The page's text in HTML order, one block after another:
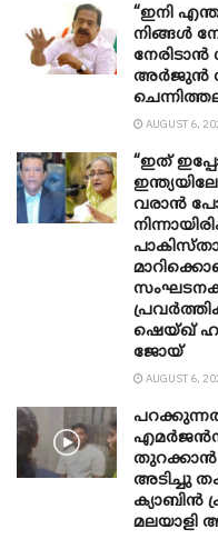
“ഇനി
നിങ്ങള്‍
അര്‍ജുന്‍
AUGUST 6,
“ഇത്
വരാൻ
ഷെയ്ഖ്
ജോയ്
AUGUST 6,
തുറക്കാൻ
അടിച്ചു
ക്യാബിൻ
മലയാളി